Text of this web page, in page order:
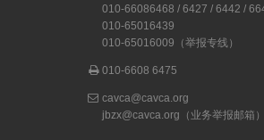
010-66086468 / 6427 / 6442 /
010-65016439
010-65016009（举报专线）
010-6608 6475
cavca@cavca.org
jbzx@cavca.org （业务举报邮箱）